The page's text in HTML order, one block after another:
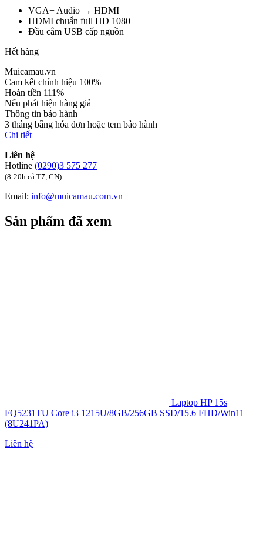
VGA+ Audio → HDMI
HDMI chuẩn full HD 1080
Đầu cắm USB cấp nguồn
Hết hàng
Muicamau.vn
Cam kết chính hiệu 100%
Hoàn tiền 111%
Nếu phát hiện hàng giả
Thông tin bảo hành
3 tháng bằng hóa đơn hoặc tem bảo hành
Chi tiết
Liên hệ
Hotline (0290)3 575 277
(8-20h cả T7, CN)
Email: info@muicamau.com.vn
Sản phẩm đã xem
Laptop HP 15s
FQ5231TU Core i3 1215U/8GB/256GB SSD/15.6 FHD/Win11
(8U241PA)
Liên hệ